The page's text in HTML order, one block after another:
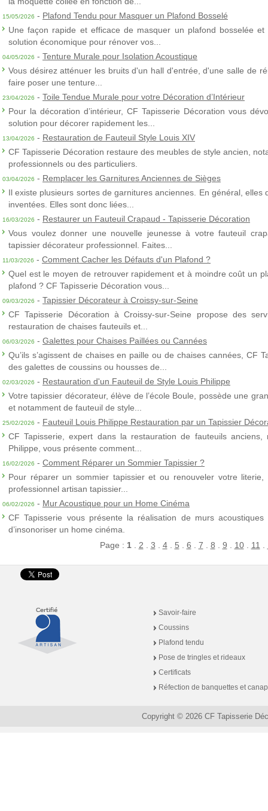
15/05/2026 - Plafond Tendu pour Masquer un Plafond Bosselé
Une façon rapide et efficace de masquer un plafond bosselée
solution économique pour rénover vos...
04/05/2026 - Tenture Murale pour Isolation Acoustique
Vous désirez atténuer les bruits d'un hall d'entrée, d'une salle de
faire poser une tenture...
23/04/2026 - Toile Tendue Murale pour votre Décoration d’Intérieur
Pour la décoration d’intérieur, CF Tapisserie Décoration vous
solution pour décorer rapidement les...
13/04/2026 - Restauration de Fauteuil Style Louis XIV
CF Tapisserie Décoration restaure des meubles de style ancien,
professionnels ou des particuliers.
03/04/2026 - Remplacer les Garnitures Anciennes de Sièges
Il existe plusieurs sortes de garnitures anciennes. En général, elles
inventées. Elles sont donc liées...
16/03/2026 - Restaurer un Fauteuil Crapaud - Tapisserie Décoration
Vous voulez donner une nouvelle jeunesse à votre fauteuil
tapissier décorateur professionnel. Faites...
11/03/2026 - Comment Cacher les Défauts d'un Plafond ?
Quel est le moyen de retrouver rapidement et à moindre coût un
plafond ? CF Tapisserie Décoration vous...
09/03/2026 - Tapissier Décorateur à Croissy-sur-Seine
CF Tapisserie Décoration à Croissy-sur-Seine propose des
restauration de chaises fauteuils et...
06/03/2026 - Galettes pour Chaises Paillées ou Cannées
Qu’ils s’agissent de chaises en paille ou de chaises cannées, CF
des galettes de coussins ou housses de...
02/03/2026 - Restauration d'un Fauteuil de Style Louis Philippe
Votre tapissier décorateur, élève de l’école Boule, possède une
et notamment de fauteuil de style...
25/02/2026 - Fauteuil Louis Philippe Restauration par un Tapissier
CF Tapisserie, expert dans la restauration de fauteuils
Philippe, vous présente comment...
16/02/2026 - Comment Réparer un Sommier Tapissier ?
Pour réparer un sommier tapissier et ou renouveler votre
professionnel artisan tapissier...
06/02/2026 - Mur Acoustique pour un Home Cinéma
CF Tapisserie vous présente la réalisation de murs
d’insonoriser un home cinéma.
Page : 1. 2 3 4. 5 6 7 8 9 10. 11
Savoir-faire
Coussins
Plafond tendu
Pose de tringles et rideaux
Certificats
Réfection de banquettes et
Copyright © 2026 CF Tapisserie